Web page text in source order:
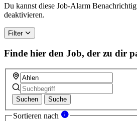
Du kannst diese Job-Alarm
deaktivieren.
Filter
Finde hier den Job, der zu dir
Suchen Suche
Sortieren nach